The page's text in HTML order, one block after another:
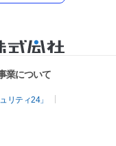
業について
リティ24」